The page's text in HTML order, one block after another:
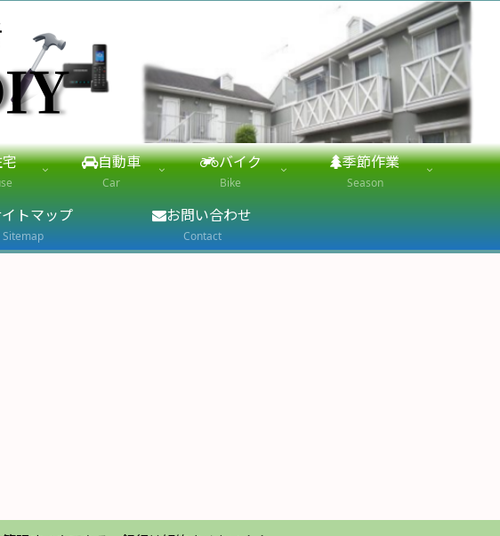
自動車
Car
バイク
Bike
季節作業
Season
トマップ
Sitemap
お問い合わせ
Contact